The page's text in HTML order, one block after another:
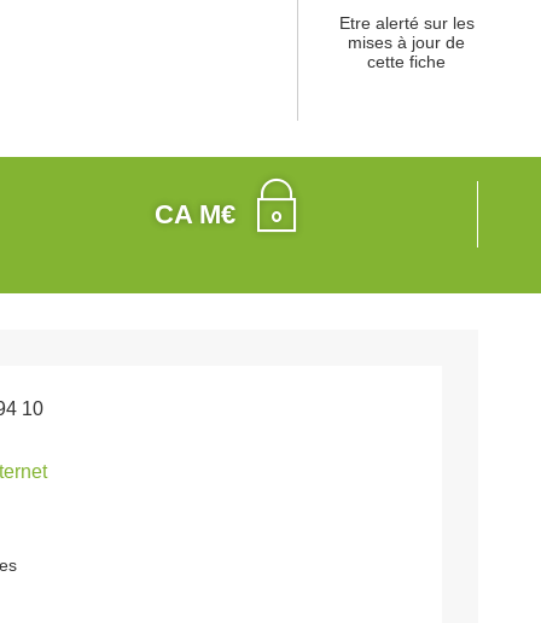
Etre alerté sur les
mises à jour de
cette fiche
CA M€
10